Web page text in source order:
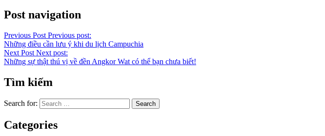
Post navigation
Previous Post Previous post:
Những điều cần lưu ý khi du lịch Campuchia
Next Post Next post:
Những sự thật thú vị về đền Angkor Wat có thể bạn chưa biết!
Tìm kiếm
Search for:
Categories